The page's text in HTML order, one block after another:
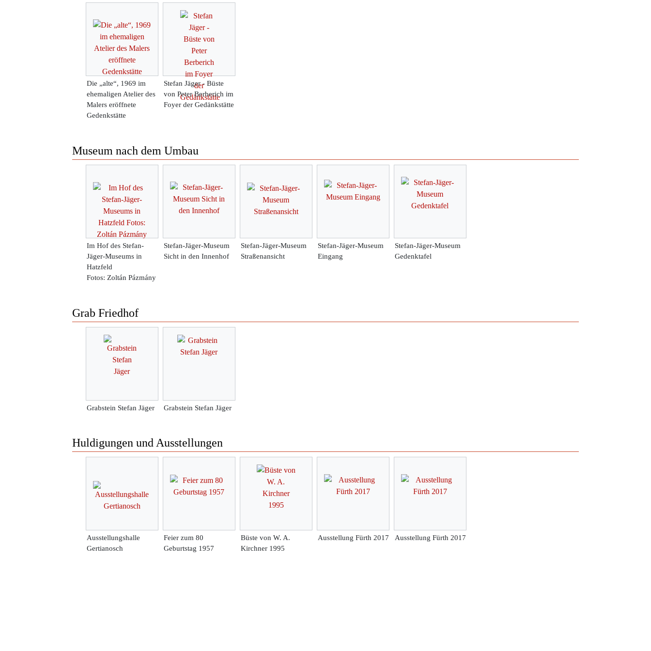
Die „alte“, 1969 im
ehemaligen Atelier des
Malers eröffnete
Gedenkstätte
Stefan Jäger - Büste
von Peter Berberich im
Foyer der Gedänkstätte
Museum nach dem Umbau
Im Hof des Stefan-
Jäger-Museums in
Hatzfeld
Fotos: Zoltán Pázmány
Stefan-Jäger-Museum
Sicht in den Innenhof
Stefan-Jäger-Museum
Straßenansicht
Stefan-Jäger-Museum
Eingang
Stefan-Jäger-Museum
Gedenktafel
Grab Friedhof
Grabstein Stefan Jäger Grabstein Stefan Jäger
Huldigungen und Ausstellungen
Ausstellungshalle
Gertianosch
Feier zum 80
Geburtstag 1957
Büste von W. A.
Kirchner 1995
Ausstellung Fürth 2017 Ausstellung Fürth 2017